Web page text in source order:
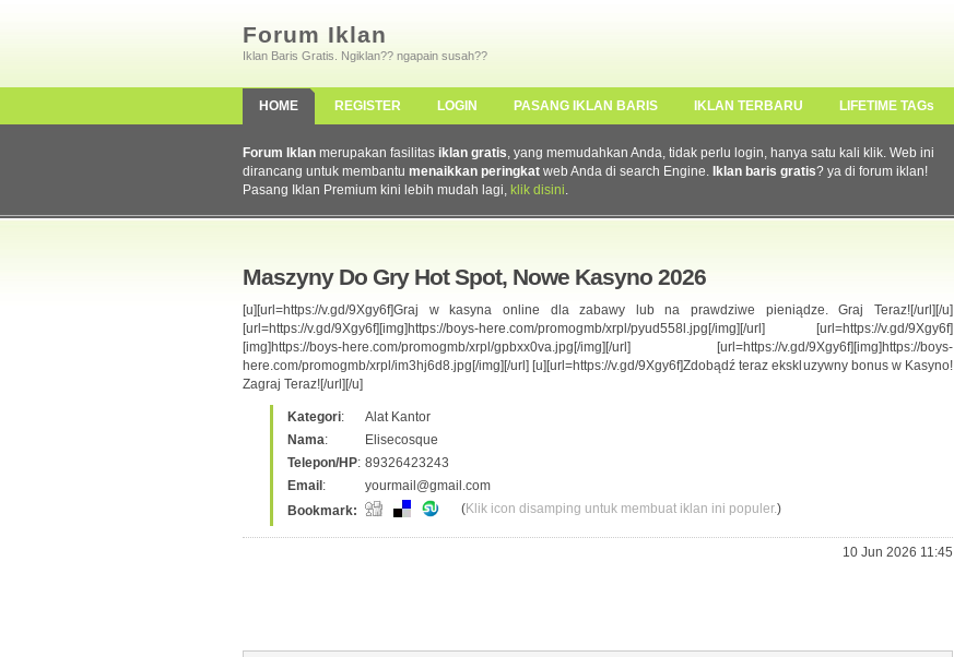
Forum Iklan
Iklan Baris Gratis. Ngiklan?? ngapain susah??
HOME REGISTER LOGIN PASANG IKLAN BARIS IKLAN TERBARU LIFETIME TAGs
Forum Iklan merupakan fasilitas iklan gratis, yang memudahkan Anda, tidak perlu login, hanya satu kali klik. Web ini
dirancang untuk membantu menaikkan peringkat web Anda di search Engine. Iklan baris gratis? ya di forum iklan!
Pasang Iklan Premium kini lebih mudah lagi, klik disini.
Maszyny Do Gry Hot Spot, Nowe Kasyno 2026
[u][url=https://v.gd/9Xgy6f]Graj w kasyna online dla zabawy lub na prawdziwe pieniądze. Graj Teraz![/url][/u]
[url=https://v.gd/9Xgy6f][img]https://boys-here.com/promogmb/xrpl/pyud558l.jpg[/img][/url] [url=https://v.gd/9Xgy6f]
[img]https://boys-here.com/promogmb/xrpl/gpbxx0va.jpg[/img][/url] [url=https://v.gd/9Xgy6f][img]https://boys-
here.com/promogmb/xrpl/im3hj6d8.jpg[/img][/url] [u][url=https://v.gd/9Xgy6f]Zdobądź teraz ekskluzywny bonus w Kasyno!
Zagraj Teraz![/url][/u]
Kategori:
Alat Kantor
Nama:
Elisecosque
Telepon/HP: 89326423243
Email :
yourmail@gmail.com
Bookmark:
(Klik icon disamping untuk membuat iklan ini populer.)
10 Jun 2026 11:45